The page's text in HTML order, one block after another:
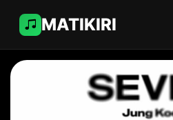
MATIKIRI